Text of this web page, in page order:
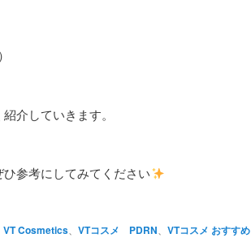
介していきます。
参考にしてみてください
、VT Cosmetics 、VTコスメ PDRN 、VTコスメ おすすめ